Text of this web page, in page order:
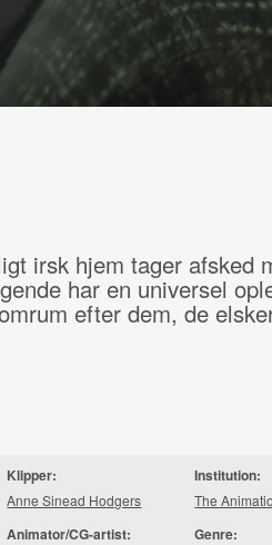
irsk hjem tager afsked
har en universel
efter dem, de
Klipper:
Anne Sinead Hodgers
Animator/CG-artist:
Institution:
The
Genre: